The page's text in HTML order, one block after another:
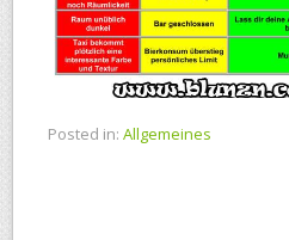
Posted in: Allgemeines